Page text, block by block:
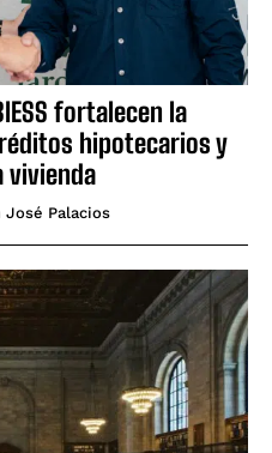
fortalecen la
hipotecarios y
vivienda
José Palacios